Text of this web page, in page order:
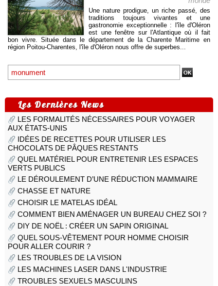
Une nature prodigue, un riche passé, des
traditions toujours vivantes et une
gastronomie exceptionnelle : l'île d'Oléron
est une fenêtre sur l'Atlantique où il fait
bon vivre. Située dans le département de la Charente Maritime en
région Poitou-Charentes, l'île d'Oléron nous offre de superbes...
Les Dernières News
LES FORMALITÉS NÉCESSAIRES POUR VOYAGER
AUX ÉTATS-UNIS
IDÉES DE RECETTES POUR UTILISER LES
CHOCOLATS DE PÂQUES RESTANTS
QUEL MATÉRIEL POUR ENTRETENIR LES ESPACES
VERTS PUBLICS
LE DÉROULEMENT D’UNE RÉDUCTION MAMMAIRE
CHASSE ET NATURE
CHOISIR LE MATELAS IDÉAL
COMMENT BIEN AMÉNAGER UN BUREAU CHEZ SOI ?
DIY DE NOËL : CRÉER UN SAPIN ORIGINAL
QUEL SOUS-VÊTEMENT POUR HOMME CHOISIR
POUR ALLER COURIR ?
LES TROUBLES DE LA VISION
LES MACHINES LASER DANS L'INDUSTRIE
TROUBLES SEXUELS MASCULINS